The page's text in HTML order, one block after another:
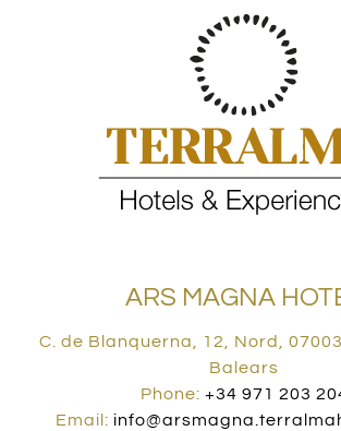
ARS MAGNA
C. de Blanquerna, 12, Nord,
Balears
Phone: +34 971 203
Email: